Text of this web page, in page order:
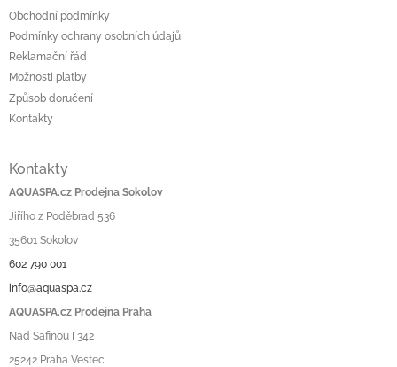
Obchodní podmínky
Podmínky ochrany osobních údajů
Reklamační řád
Možnosti platby
Způsob doručení
Kontakty
Kontakty
AQUASPA.cz Prodejna Sokolov
Jiřího z Poděbrad 536
35601 Sokolov
602 790 001
info@aquaspa.cz
AQUASPA.cz Prodejna Praha
Nad Safinou I 342
25242 Praha Vestec